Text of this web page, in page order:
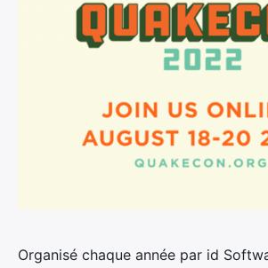
Organisé chaque année par id